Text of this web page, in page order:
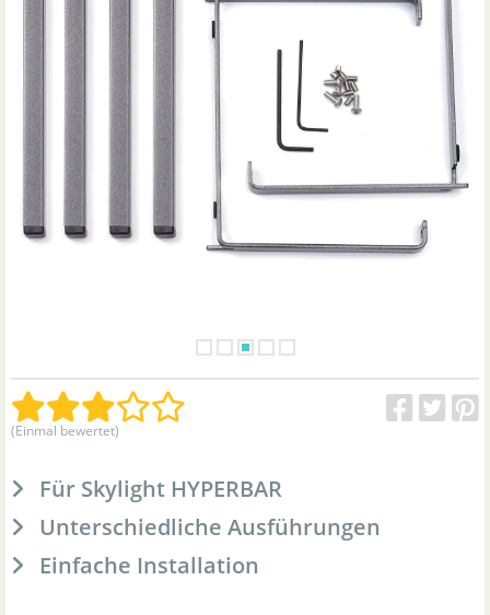
(Einmal bewertet)
Für Skylight HYPERBAR
Unterschiedliche Ausführungen
Einfache Installation